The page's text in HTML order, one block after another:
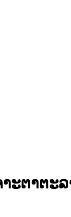
າະຕາຕະລ